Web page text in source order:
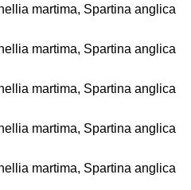
martima, Spartina anglica
martima, Spartina anglica
martima, Spartina anglica
martima, Spartina anglica
martima, Spartina anglica